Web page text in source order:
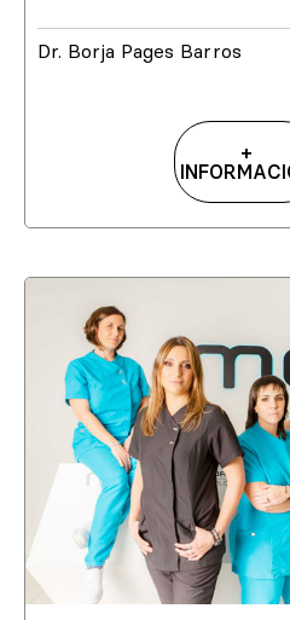
Dr. Borja Pages Barros
+